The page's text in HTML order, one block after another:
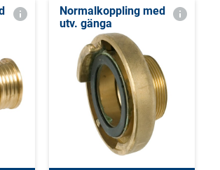
Normalkoppling med
utv. gänga